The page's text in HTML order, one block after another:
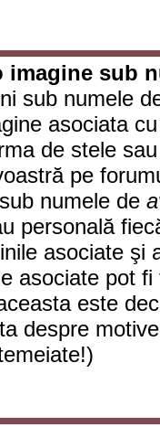
imagine sub
sub numele
asociata
de stele
pe
numele de
personală
asociate şi
asociate pot
este
despre